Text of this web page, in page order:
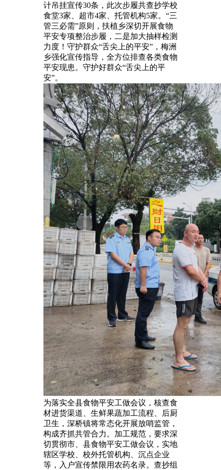
计吊挂宣传30条，此次步履共查抄学校
食堂3家、超市4家、托管机构5家。“三
管三必需”原则，扶植乡深切开展食物
平安专项整治步履，二是加大抽样检测
力度！守护群众“舌尖上的平安”，梅洲
乡强化宣传指导，全方位排查各类食物
平安现患。守护好群众“舌尖上的平
安”。
为落实全县食物平安工做会议，核查食
材进货渠道、生鲜果蔬加工流程、后厨
卫生，深桥镇将常态化开展放哨监管，
构成齐抓共管合力。加工规范，要求深
切贯彻市、县食物平安工做会议，实地
辖区学校、校外托管机构、沉点企业
等，入户宣传禁限用农药名录。查抄组